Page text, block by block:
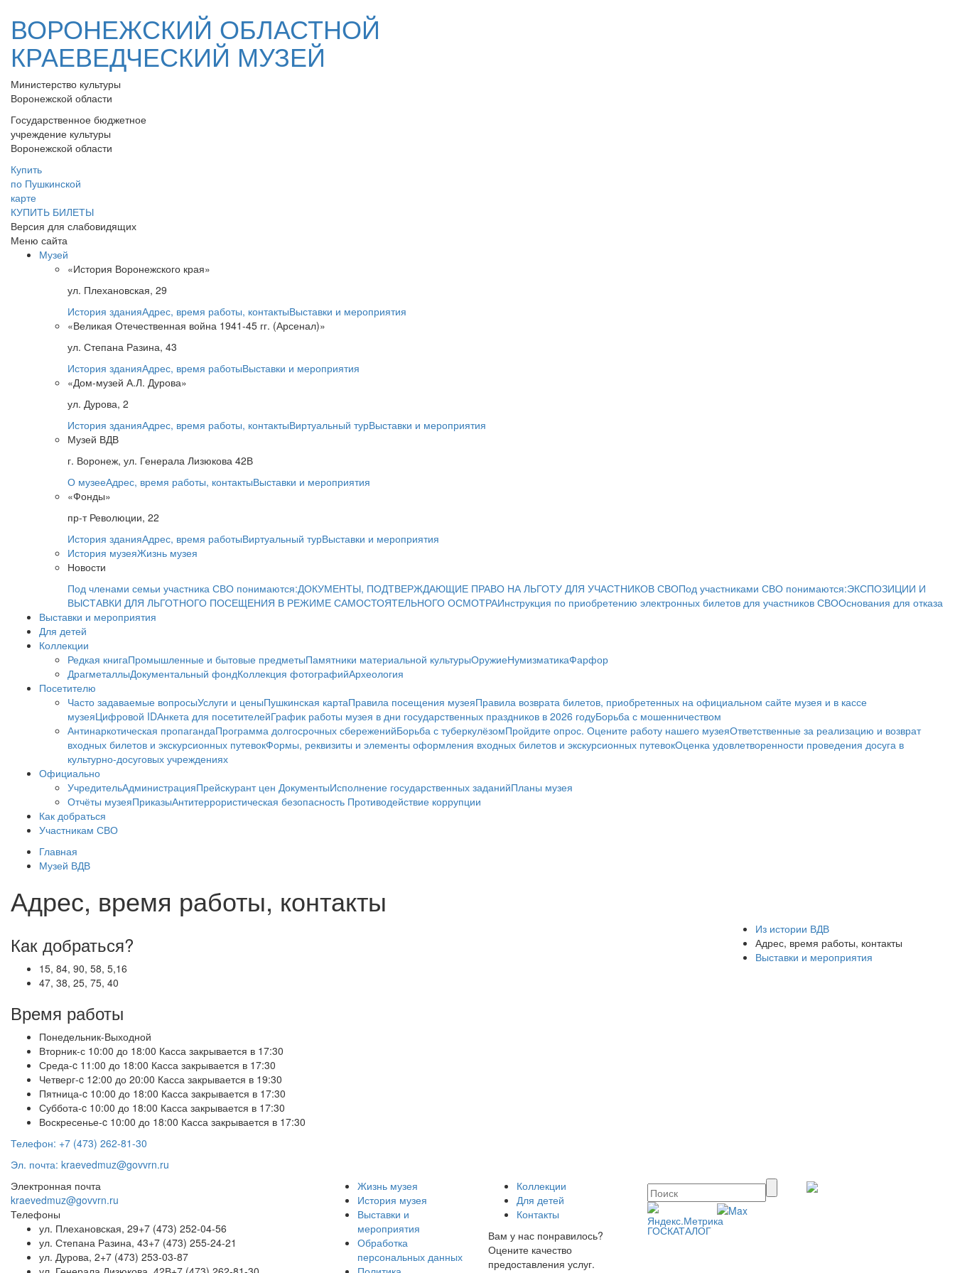
ВОРОНЕЖСКИЙ ОБЛАСТНОЙ
КРАЕВЕДЧЕСКИЙ МУЗЕЙ
Министерство культуры
Воронежской области
Государственное бюджетное
учреждение культуры
Воронежской области
Купить
по Пушкинской
карте
КУПИТЬ БИЛЕТЫ
Версия для слабовидящих
Меню сайта
Музей
«История Воронежского края»
ул. Плехановская, 29
История зданияАдрес, время работы, контактыВыставки и мероприятия
«Великая Отечественная война 1941-45 гг. (Арсенал)»
ул. Степана Разина, 43
История зданияАдрес, время работыВыставки и мероприятия
«Дом-музей А.Л. Дурова»
ул. Дурова, 2
История зданияАдрес, время работы, контактыВиртуальный турВыставки и мероприятия
Музей ВДВ
г. Воронеж, ул. Генерала Лизюкова 42В
О музееАдрес, время работы, контактыВыставки и мероприятия
«Фонды»
пр-т Революции, 22
История зданияАдрес, время работыВиртуальный турВыставки и мероприятия
История музеяЖизнь музея
Новости
Под членами семьи участника СВО понимаются:ДОКУМЕНТЫ, ПОДТВЕРЖДАЮЩИЕ ПРАВО НА ЛЬГОТУ ДЛЯ УЧАСТНИКОВ СВОПод участниками СВО понимаются:ЭКСПОЗИЦИИ И
ВЫСТАВКИ ДЛЯ ЛЬГОТНОГО ПОСЕЩЕНИЯ В РЕЖИМЕ САМОСТОЯТЕЛЬНОГО ОСМОТРАИнструкция по приобретению электронных билетов для участников СВООснования для отказа
Выставки и мероприятия
Для детей
Коллекции
Редкая книгаПромышленные и бытовые предметыПамятники материальной культурыОружиеНумизматикаФарфор
ДрагметаллыДокументальный фондКоллекция фотографийАрхеология
Посетителю
Часто задаваемые вопросыУслуги и ценыПушкинская картаПравила посещения музеяПравила возврата билетов, приобретенных на официальном сайте музея и в кассе
музеяЦифровой IDАнкета для посетителейГрафик работы музея в дни государственных праздников в 2026 годуБорьба с мошенничеством
Антинаркотическая пропагандаПрограмма долгосрочных сбереженийБорьба с туберкулёзомПройдите опрос. Оцените работу нашего музеяОтветственные за реализацию и возврат
входных билетов и экскурсионных путевокФормы, реквизиты и элементы оформления входных билетов и экскурсионных путевокОценка удовлетворенности проведения досуга в
культурно-досуговых учреждениях
Официально
УчредительАдминистрацияПрейскурант цен ДокументыИсполнение государственных заданийПланы музея
Отчёты музеяПриказыАнтитеррористическая безопасность Противодействие коррупции
Как добраться
Участникам СВО
Главная
Музей ВДВ
Адрес, время работы, контакты
Как добраться?
15, 84, 90, 58, 5,16
47, 38, 25, 75, 40
Время работы
Понедельник-Выходной
Вторник-с 10:00 до 18:00 Касса закрывается в 17:30
Среда-c 11:00 до 18:00 Касса закрывается в 17:30
Четверг-c 12:00 до 20:00 Касса закрывается в 19:30
Пятница-c 10:00 до 18:00 Касса закрывается в 17:30
Суббота-c 10:00 до 18:00 Касса закрывается в 17:30
Воскресенье-c 10:00 до 18:00 Касса закрывается в 17:30
Телефон: +7 (473) 262-81-30
Эл. почта: kraevedmuz@govvrn.ru
Из истории ВДВ
Адрес, время работы, контакты
Выставки и мероприятия
Электронная почта
kraevedmuz@govvrn.ru
Телефоны
ул. Плехановская, 29+7 (473) 252-04-56
ул. Степана Разина, 43+7 (473) 255-24-21
ул. Дурова, 2+7 (473) 253-03-87
Жизнь музея
История музея
Выставки и
мероприятия
Обработка
персональных данных
Коллекции
Для детей
Контакты
Вам у нас понравилось?
Оцените качество
предоставления услуг.
ГОСКАТАЛОГ